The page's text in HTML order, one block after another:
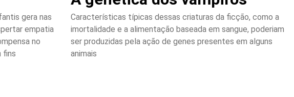
gera nas
empatia
no
fins
Características típicas dessas criaturas da ficção, como a
imortalidade e a alimentação baseada em sangue, poderiam
ser produzidas pela ação de genes presentes em alguns
animais